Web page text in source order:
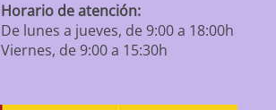
Horario de atención:
De lunes a jueves, de 9:00 a 18:00h
Viernes, de 9:00 a 15:30h